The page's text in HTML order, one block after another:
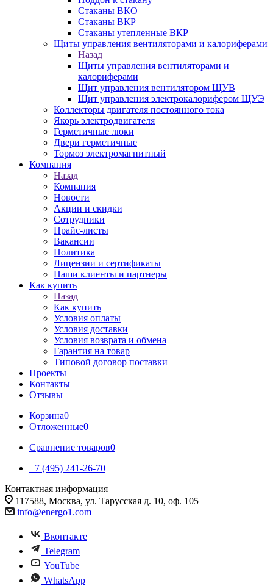
Стаканы ВКО
Стаканы ВКР
Стаканы утепленные ВКР
Щиты управления вентиляторами и калориферами
Назад
Щиты управления вентиляторами и
калориферами
Щит управления вентилятором ЩУВ
Щит управления электрокалорифером ЩУЭ
Коллекторы двигателя постоянного тока
Якорь электродвигателя
Герметичные люки
Двери герметичные
Тормоз электромагнитный
Компания
Назад
Компания
Новости
Акции и скидки
Сотрудники
Прайс-листы
Вакансии
Политика
Лицензии и сертификаты
Наши клиенты и партнеры
Как купить
Назад
Как купить
Условия оплаты
Условия доставки
Условия возврата и обмена
Гарантия на товар
Типовой договор поставки
Проекты
Контакты
Отзывы
Корзина0
Отложенные0
Сравнение товаров0
+7 (495) 241-26-70
Контактная информация
117588, Москва, ул. Тарусская д. 10, оф. 105
info@energo1.com
Вконтакте
Telegram
YouTube
WhatsApp